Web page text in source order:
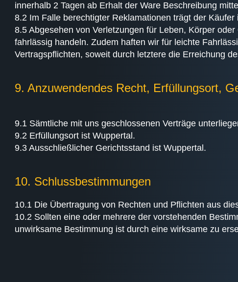
innerhalb 2 Tagen ab Erhalt der Ware Beschreibung
8.2 Im Falle berechtigter Reklamationen trägt der
8.5 Abgesehen von Verletzungen für Leben, Körper
fahrlässig handeln. Zudem haften wir für leichte
Vertragspflichten, soweit durch letztere die Erreichung
9. Anzuwendendes Recht, Erfüllungsort,
9.1 Sämtliche mit uns geschlossenen Verträge
9.2 Erfüllungsort ist Wuppertal.
9.3 Ausschließlicher Gerichtsstand ist Wuppertal.
10. Schlussbestimmungen
10.1 Die Übertragung von Rechten und Pflichten aus
10.2 Sollten eine oder mehrere der vorstehenden
unwirksame Bestimmung ist durch eine wirksame zu